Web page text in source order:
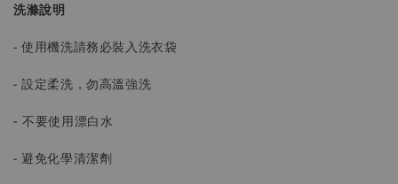
洗滌說明
- 使用機洗請務必裝入洗衣袋
- 設定柔洗，勿高溫強洗
-不要使用漂白水
- 避免化學清潔劑